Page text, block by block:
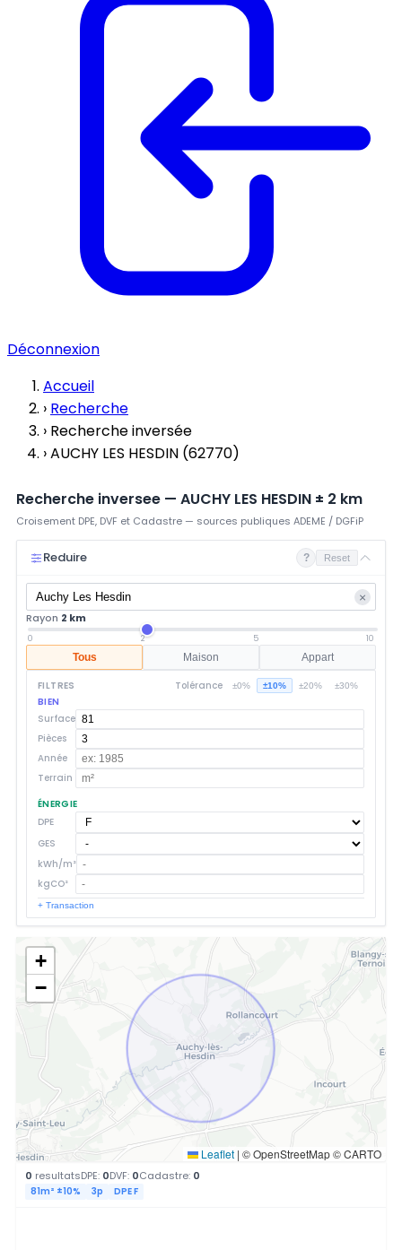
Déconnexion
Accueil
› Recherche
› Recherche inversée
›AUCHY LES HESDIN (62770)
Recherche inversee — AUCHY LES HESDIN ± 2 km
Croisement DPE, DVF et Cadastre — sources publiques ADEME / DGFiP
Reduire ? Reset
×
Rayon 2 km
0 2 5 10
Tous Maison Appart
FILTRES Tolérance ±0% ±10% ±20% ±30%
BIEN
Surface
Pièces
Année
Terrain
ÉNERGIE
DPE
GES
kWh/m²
kgCO²
+ Transaction
0 resultatsDPE: 0DVF: 0Cadastre: 0
81m² ±10% 3p DPE F
+
−
Leaflet | © OpenStreetMap © CARTO